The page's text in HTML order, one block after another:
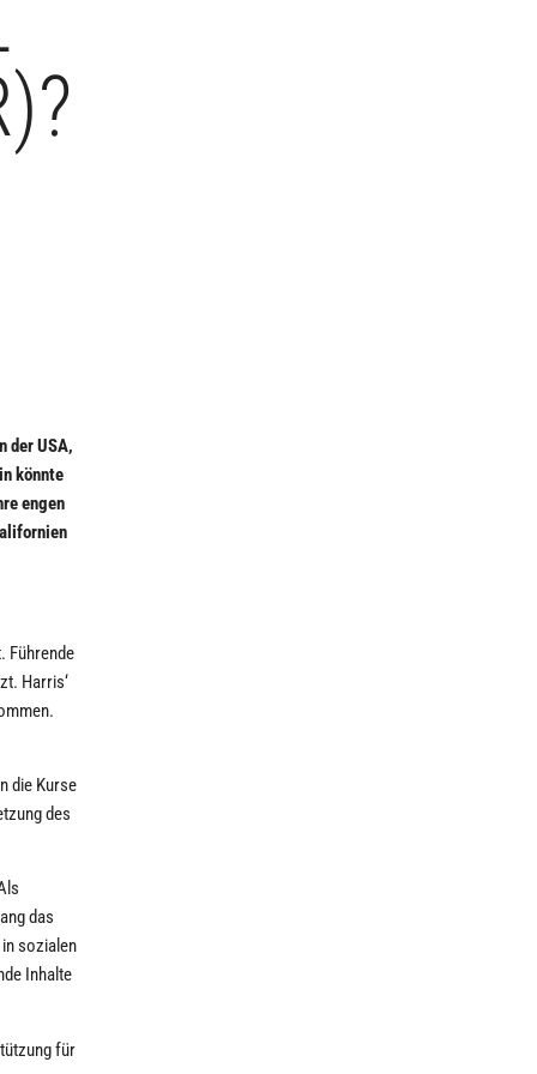
der USA,
könnte
engen
Führende
Harris‘
die Kurse
des
das
sozialen
Inhalte
für